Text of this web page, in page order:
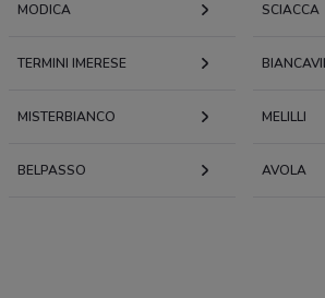
MODICA SCIACCA
TERMINI IMERESE
MISTERBIANCO MELILLI
BELPASSO AVOLA